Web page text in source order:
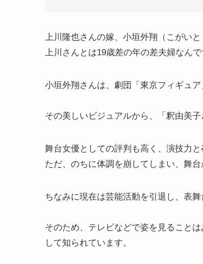
上川隆也さんの嫁、小垣外翔（こがい
上川さんとは19歳差の年の差夫婦なんで
小垣外翔さんは、劇団「東京フィギュ
その美しいビジュアルから、「釈由美
舞台女優としての評判も高く、演技力
ただ、のちに体調を崩してしまい、舞台
ちなみに現在は芸能活動を引退し、表舞
そのため、テレビなどで姿を見ること
して知られています。